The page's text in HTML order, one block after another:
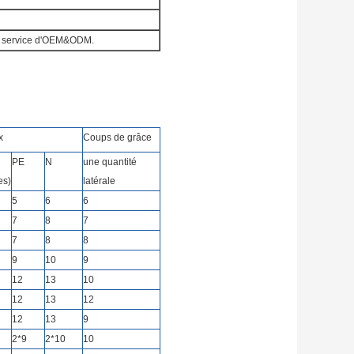
d'OEM&ODM.
Coups de grâce
PE N
une quantité
latérale
5 6
6
7 8
7
7 8
8
9 10
9
12 13
10
12 13
12
12 13
9
2*9 2*10
10